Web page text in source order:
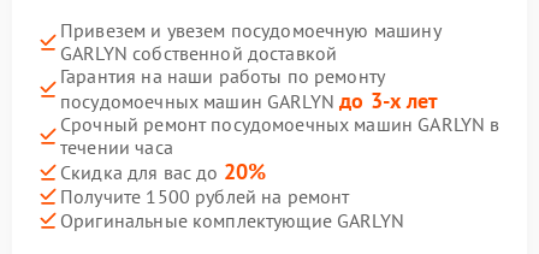
Привезем и увезем посудомоечную машину
GARLYN собственной доставкой
Гарантия на наши работы по ремонту
посудомоечных машин GARLYNдо 3-х лет
Срочный ремонт посудомоечных машин GARLYN в
течении часа
Скидка для вас до 20%
Получите 1500 рублей на ремонт
Оригинальные комплектующие GARLYN